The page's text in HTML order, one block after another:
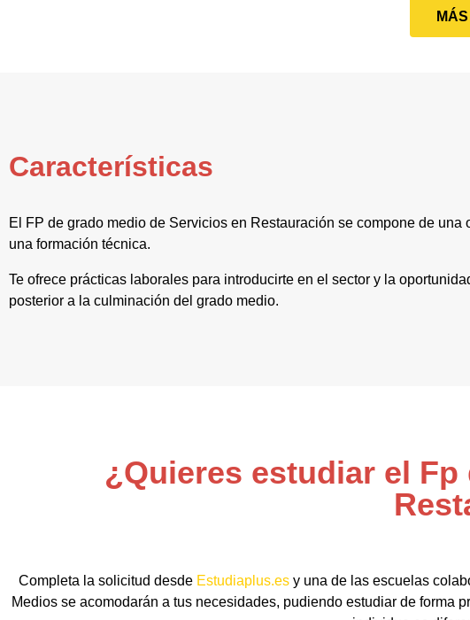
Características
El FP de grado medio de Servicios en Restauración se compone de
una formación técnica.
Te ofrece prácticas laborales para introducirte en el sector y la
posterior a la culminación del grado medio.
¿Quieres estudiar el
Completa la solicitud desde Estudiaplus.es y una de las escuelas
Medios se acomodarán a tus necesidades, pudiendo estudiar de forma